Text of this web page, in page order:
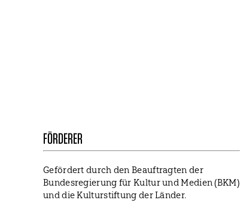
FÖRDERER
Gefördert durch den Beauftragten der
Bundesregierung für Kultur und Medien (BKM)
und die Kulturstiftung der Länder.